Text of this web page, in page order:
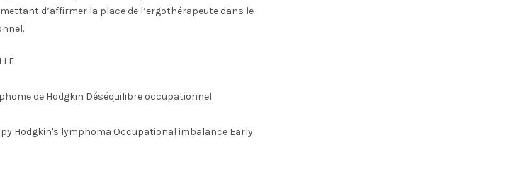
d’affirmer la place de l’ergothérapeute dans le
de Hodgkin Déséquilibre occupationnel
Hodgkin's lymphoma Occupational imbalance Early